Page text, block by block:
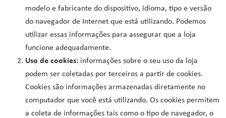
modelo e fabricante do dispositivo, idioma, tipo e versão
do navegador de Internet que está utilizando. Podemos
utilizar essas informações para assegurar que a loja
funcione adequadamente.
Uso de cookies: informações sobre o seu uso da loja
podem ser coletadas por terceiros a partir de cookies.
Cookies são informações armazenadas diretamente no
computador que você está utilizando. Os cookies permitem
a coleta de informações tais como o tipo de navegador, o